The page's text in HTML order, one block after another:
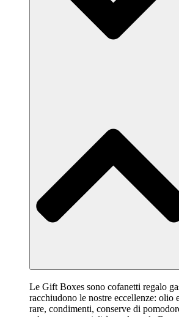
Le Gift Boxes sono cofanetti regalo
racchiudono le nostre eccellenze: olio
rare, condimenti, conserve di